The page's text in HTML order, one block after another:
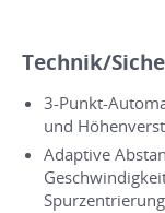
Technik/
3-Punkt-
und
Adaptive